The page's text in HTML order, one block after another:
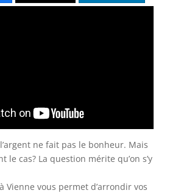
ne fait pas le bonheur. Mais
le cas? La question mérite qu’on s’y
Vienne vous permet d’arrondir vos